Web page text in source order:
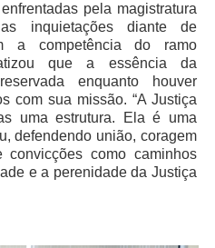
dos beneficiários
pela magistratura
inquietações diante de
a competência do ramo
que a essência da
enquanto houver
com sua missão. “A Justiça
uma estrutura. Ela é uma
defendendo união, coragem
como caminhos
e a perenidade da Justiça